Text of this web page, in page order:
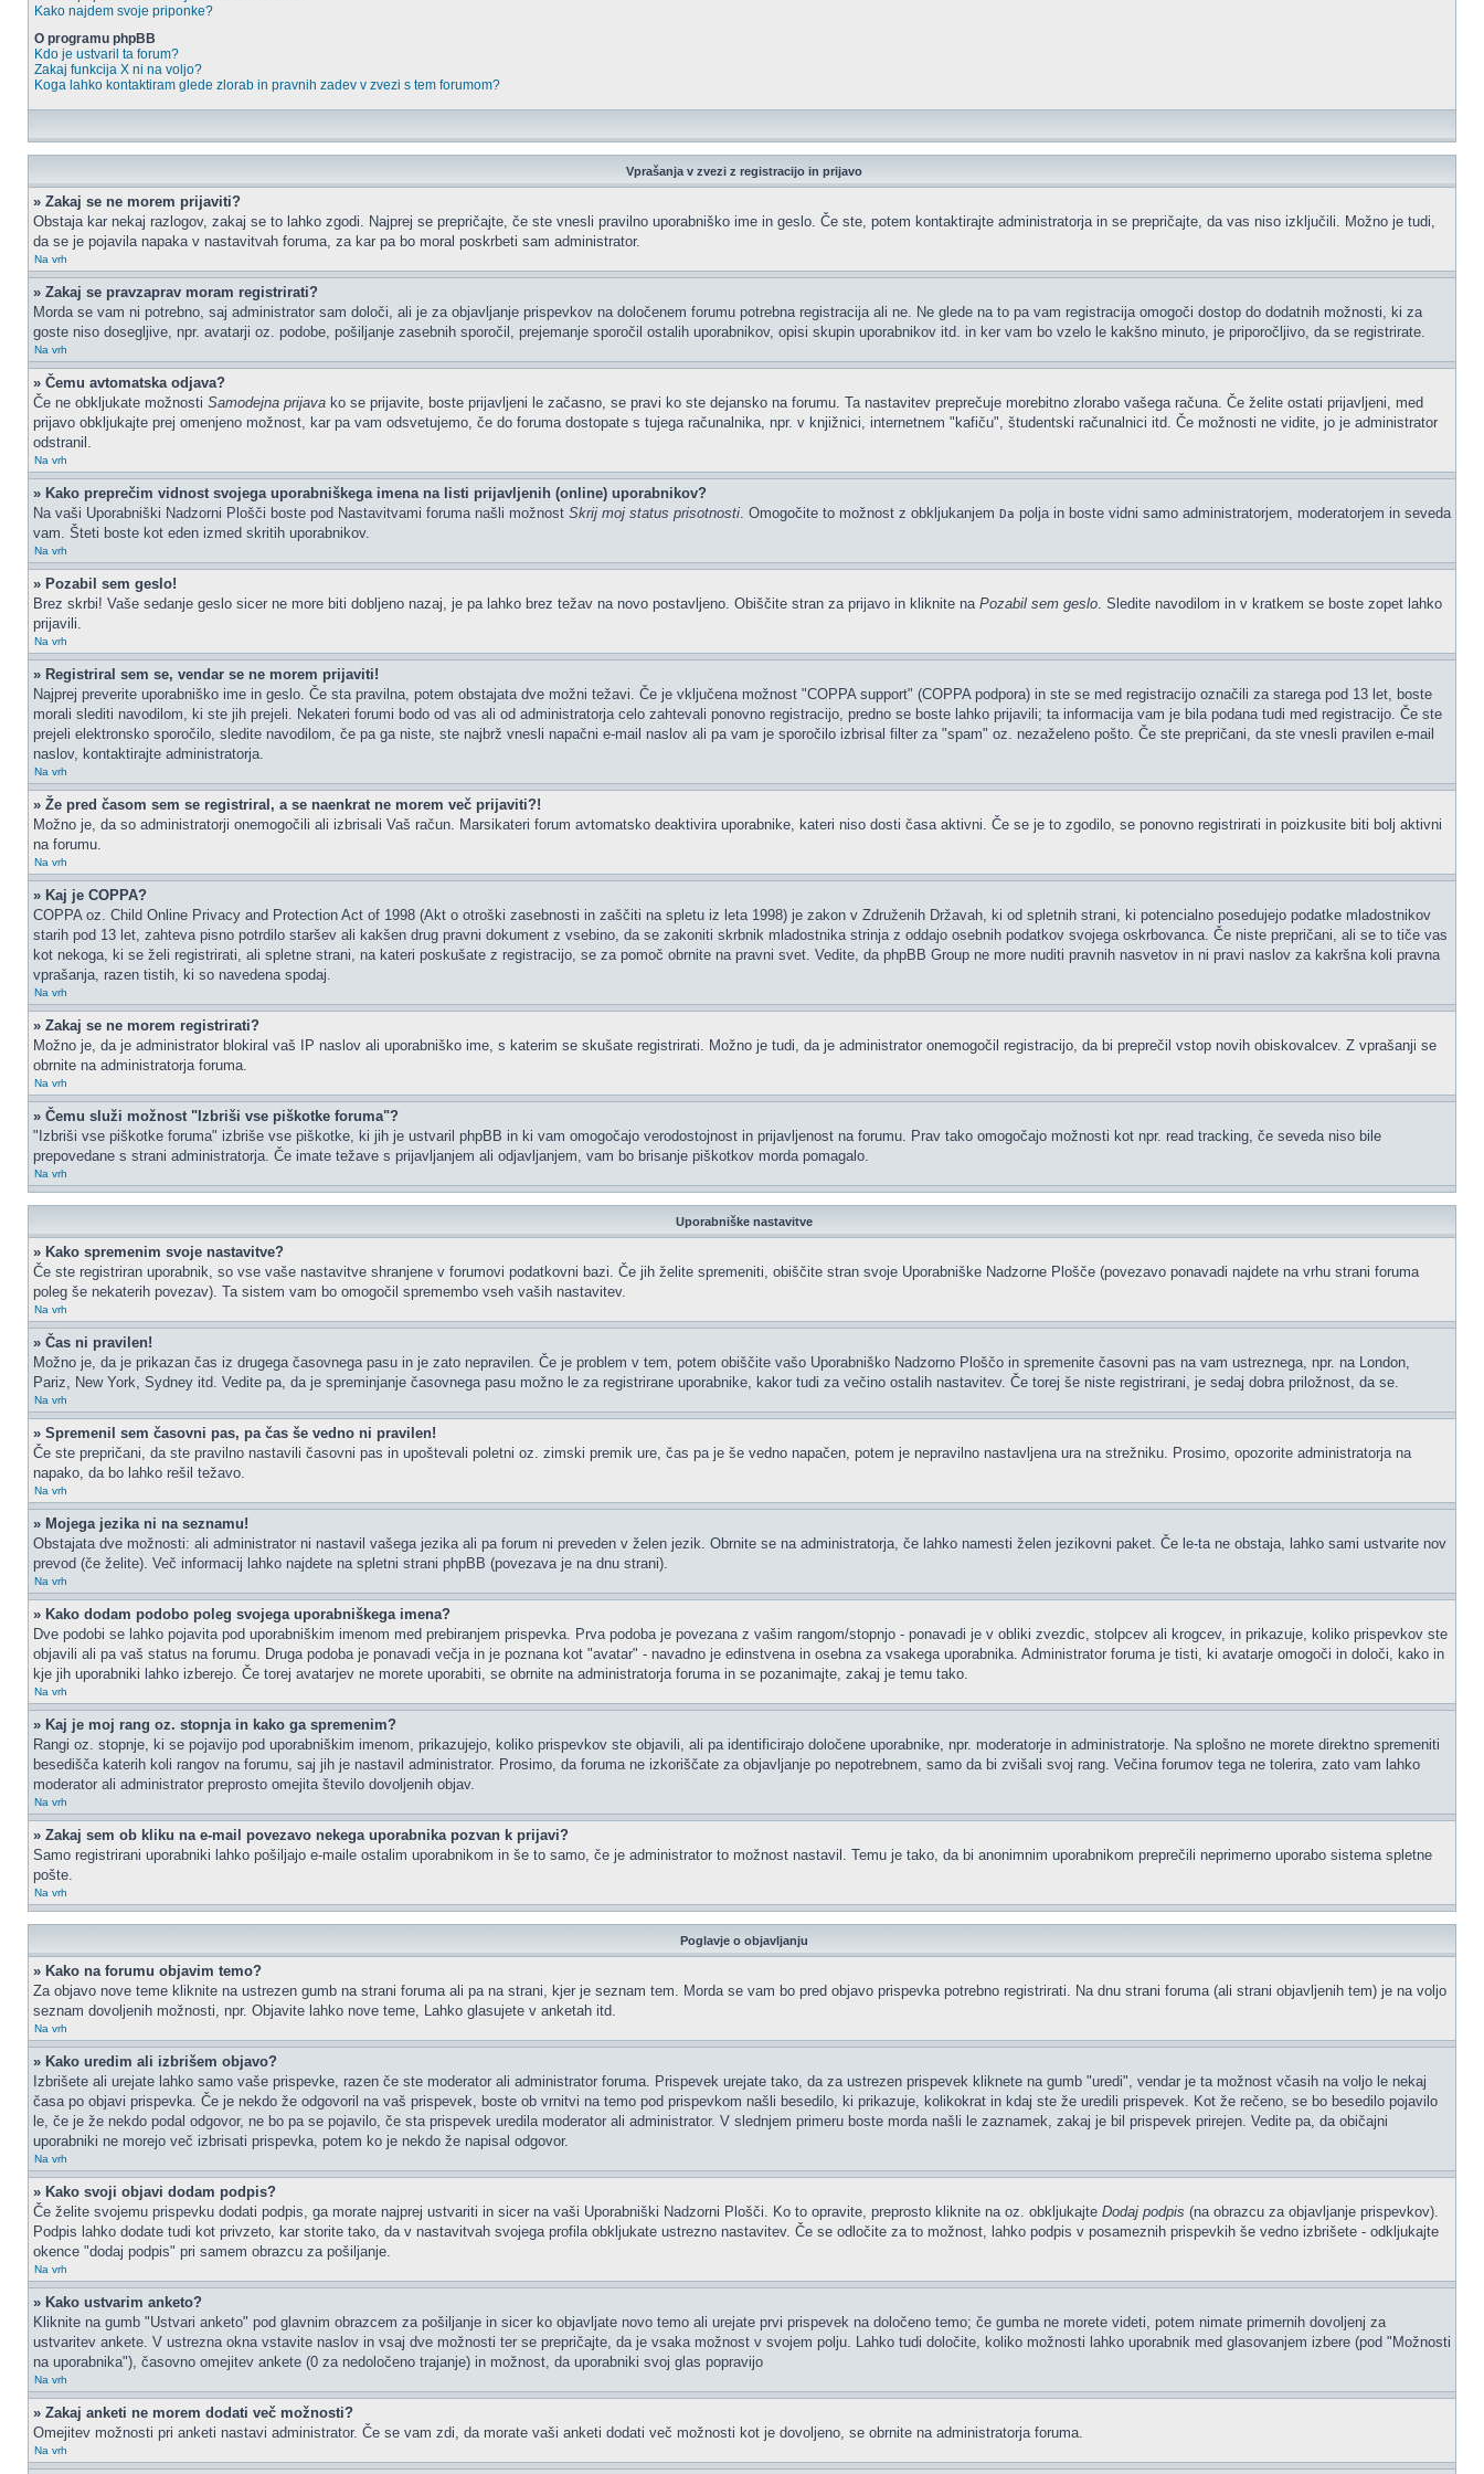
Kako najdem svoje priponke?
O programu phpBB
Kdo je ustvaril ta forum?
Zakaj funkcija X ni na voljo?
Koga lahko kontaktiram glede zlorab in pravnih zadev v zvezi s tem forumom?
Vprašanja v zvezi z registracijo in prijavo
» Zakaj se ne morem prijaviti?
Obstaja kar nekaj razlogov, zakaj se to lahko zgodi. Najprej se prepričajte, če ste vnesli pravilno uporabniško ime in geslo. Če ste, potem kontaktirajte administratorja in se prepričajte, da vas niso izključili. Možno je tudi,
da se je pojavila napaka v nastavitvah foruma, za kar pa bo moral poskrbeti sam administrator.
Na vrh
» Zakaj se pravzaprav moram registrirati?
Morda se vam ni potrebno, saj administrator sam določi, ali je za objavljanje prispevkov na določenem forumu potrebna registracija ali ne. Ne glede na to pa vam registracija omogoči dostop do dodatnih možnosti, ki za
goste niso dosegljive, npr. avatarji oz. podobe, pošiljanje zasebnih sporočil, prejemanje sporočil ostalih uporabnikov, opisi skupin uporabnikov itd. in ker vam bo vzelo le kakšno minuto, je priporočljivo, da se registrirate.
Na vrh
» Čemu avtomatska odjava?
Če ne obkljukate možnosti Samodejna prijava ko se prijavite, boste prijavljeni le začasno, se pravi ko ste dejansko na forumu. Ta nastavitev preprečuje morebitno zlorabo vašega računa. Če želite ostati prijavljeni, med
prijavo obkljukajte prej omenjeno možnost, kar pa vam odsvetujemo, če do foruma dostopate s tujega računalnika, npr. v knjižnici, internetnem "kafiču", študentski računalnici itd. Če možnosti ne vidite, jo je administrator
odstranil.
Na vrh
» Kako preprečim vidnost svojega uporabniškega imena na listi prijavljenih (online) uporabnikov?
Na vaši Uporabniški Nadzorni Plošči boste pod Nastavitvami foruma našli možnost Skrij moj status prisotnosti. Omogočite to možnost z obkljukanjem Da polja in boste vidni samo administratorjem, moderatorjem in seveda
vam. Šteti boste kot eden izmed skritih uporabnikov.
Na vrh
» Pozabil sem geslo!
Brez skrbi! Vaše sedanje geslo sicer ne more biti dobljeno nazaj, je pa lahko brez težav na novo postavljeno. Obiščite stran za prijavo in kliknite na Pozabil sem geslo. Sledite navodilom in v kratkem se boste zopet lahko
prijavili.
Na vrh
» Registriral sem se, vendar se ne morem prijaviti!
Najprej preverite uporabniško ime in geslo. Če sta pravilna, potem obstajata dve možni težavi. Če je vključena možnost "COPPA support" (COPPA podpora) in ste se med registracijo označili za starega pod 13 let, boste
morali slediti navodilom, ki ste jih prejeli. Nekateri forumi bodo od vas ali od administratorja celo zahtevali ponovno registracijo, predno se boste lahko prijavili; ta informacija vam je bila podana tudi med registracijo. Če ste
prejeli elektronsko sporočilo, sledite navodilom, če pa ga niste, ste najbrž vnesli napačni e-mail naslov ali pa vam je sporočilo izbrisal filter za "spam" oz. nezaželeno pošto. Če ste prepričani, da ste vnesli pravilen e-mail
naslov, kontaktirajte administratorja.
Na vrh
» Že pred časom sem se registriral, a se naenkrat ne morem več prijaviti?!
Možno je, da so administratorji onemogočili ali izbrisali Vaš račun. Marsikateri forum avtomatsko deaktivira uporabnike, kateri niso dosti časa aktivni. Če se je to zgodilo, se ponovno registrirati in poizkusite biti bolj aktivni
na forumu.
Na vrh
» Kaj je COPPA?
COPPA oz. Child Online Privacy and Protection Act of 1998 (Akt o otroški zasebnosti in zaščiti na spletu iz leta 1998) je zakon v Združenih Državah, ki od spletnih strani, ki potencialno posedujejo podatke mladostnikov
starih pod 13 let, zahteva pisno potrdilo staršev ali kakšen drug pravni dokument z vsebino, da se zakoniti skrbnik mladostnika strinja z oddajo osebnih podatkov svojega oskrbovanca. Če niste prepričani, ali se to tiče vas
kot nekoga, ki se želi registrirati, ali spletne strani, na kateri poskušate z registracijo, se za pomoč obrnite na pravni svet. Vedite, da phpBB Group ne more nuditi pravnih nasvetov in ni pravi naslov za kakršna koli pravna
vprašanja, razen tistih, ki so navedena spodaj.
Na vrh
» Zakaj se ne morem registrirati?
Možno je, da je administrator blokiral vaš IP naslov ali uporabniško ime, s katerim se skušate registrirati. Možno je tudi, da je administrator onemogočil registracijo, da bi preprečil vstop novih obiskovalcev. Z vprašanji se
obrnite na administratorja foruma.
Na vrh
» Čemu služi možnost "Izbriši vse piškotke foruma"?
"Izbriši vse piškotke foruma" izbriše vse piškotke, ki jih je ustvaril phpBB in ki vam omogočajo verodostojnost in prijavljenost na forumu. Prav tako omogočajo možnosti kot npr. read tracking, če seveda niso bile
prepovedane s strani administratorja. Če imate težave s prijavljanjem ali odjavljanjem, vam bo brisanje piškotkov morda pomagalo.
Na vrh
Uporabniške nastavitve
» Kako spremenim svoje nastavitve?
Če ste registriran uporabnik, so vse vaše nastavitve shranjene v forumovi podatkovni bazi. Če jih želite spremeniti, obiščite stran svoje Uporabniške Nadzorne Plošče (povezavo ponavadi najdete na vrhu strani foruma
poleg še nekaterih povezav). Ta sistem vam bo omogočil spremembo vseh vaših nastavitev.
Na vrh
» Čas ni pravilen!
Možno je, da je prikazan čas iz drugega časovnega pasu in je zato nepravilen. Če je problem v tem, potem obiščite vašo Uporabniško Nadzorno Ploščo in spremenite časovni pas na vam ustreznega, npr. na London,
Pariz, New York, Sydney itd. Vedite pa, da je spreminjanje časovnega pasu možno le za registrirane uporabnike, kakor tudi za večino ostalih nastavitev. Če torej še niste registrirani, je sedaj dobra priložnost, da se.
Na vrh
» Spremenil sem časovni pas, pa čas še vedno ni pravilen!
Če ste prepričani, da ste pravilno nastavili časovni pas in upoštevali poletni oz. zimski premik ure, čas pa je še vedno napačen, potem je nepravilno nastavljena ura na strežniku. Prosimo, opozorite administratorja na
napako, da bo lahko rešil težavo.
Na vrh
» Mojega jezika ni na seznamu!
Obstajata dve možnosti: ali administrator ni nastavil vašega jezika ali pa forum ni preveden v želen jezik. Obrnite se na administratorja, če lahko namesti želen jezikovni paket. Če le-ta ne obstaja, lahko sami ustvarite nov
prevod (če želite). Več informacij lahko najdete na spletni strani phpBB (povezava je na dnu strani).
Na vrh
» Kako dodam podobo poleg svojega uporabniškega imena?
Dve podobi se lahko pojavita pod uporabniškim imenom med prebiranjem prispevka. Prva podoba je povezana z vašim rangom/stopnjo - ponavadi je v obliki zvezdic, stolpcev ali krogcev, in prikazuje, koliko prispevkov ste
objavili ali pa vaš status na forumu. Druga podoba je ponavadi večja in je poznana kot "avatar" - navadno je edinstvena in osebna za vsakega uporabnika. Administrator foruma je tisti, ki avatarje omogoči in določi, kako in
kje jih uporabniki lahko izberejo. Če torej avatarjev ne morete uporabiti, se obrnite na administratorja foruma in se pozanimajte, zakaj je temu tako.
Na vrh
» Kaj je moj rang oz. stopnja in kako ga spremenim?
Rangi oz. stopnje, ki se pojavijo pod uporabniškim imenom, prikazujejo, koliko prispevkov ste objavili, ali pa identificirajo določene uporabnike, npr. moderatorje in administratorje. Na splošno ne morete direktno spremeniti
besedišča katerih koli rangov na forumu, saj jih je nastavil administrator. Prosimo, da foruma ne izkoriščate za objavljanje po nepotrebnem, samo da bi zvišali svoj rang. Večina forumov tega ne tolerira, zato vam lahko
moderator ali administrator preprosto omejita število dovoljenih objav.
Na vrh
» Zakaj sem ob kliku na e-mail povezavo nekega uporabnika pozvan k prijavi?
Samo registrirani uporabniki lahko pošiljajo e-maile ostalim uporabnikom in še to samo, če je administrator to možnost nastavil. Temu je tako, da bi anonimnim uporabnikom preprečili neprimerno uporabo sistema spletne
pošte.
Na vrh
Poglavje o objavljanju
» Kako na forumu objavim temo?
Za objavo nove teme kliknite na ustrezen gumb na strani foruma ali pa na strani, kjer je seznam tem. Morda se vam bo pred objavo prispevka potrebno registrirati. Na dnu strani foruma (ali strani objavljenih tem) je na voljo
seznam dovoljenih možnosti, npr. Objavite lahko nove teme, Lahko glasujete v anketah itd.
Na vrh
» Kako uredim ali izbrišem objavo?
Izbrišete ali urejate lahko samo vaše prispevke, razen če ste moderator ali administrator foruma. Prispevek urejate tako, da za ustrezen prispevek kliknete na gumb "uredi", vendar je ta možnost včasih na voljo le nekaj
časa po objavi prispevka. Če je nekdo že odgovoril na vaš prispevek, boste ob vrnitvi na temo pod prispevkom našli besedilo, ki prikazuje, kolikokrat in kdaj ste že uredili prispevek. Kot že rečeno, se bo besedilo pojavilo
le, če je že nekdo podal odgovor, ne bo pa se pojavilo, če sta prispevek uredila moderator ali administrator. V slednjem primeru boste morda našli le zaznamek, zakaj je bil prispevek prirejen. Vedite pa, da običajni
uporabniki ne morejo več izbrisati prispevka, potem ko je nekdo že napisal odgovor.
Na vrh
» Kako svoji objavi dodam podpis?
Če želite svojemu prispevku dodati podpis, ga morate najprej ustvariti in sicer na vaši Uporabniški Nadzorni Plošči. Ko to opravite, preprosto kliknite na oz. obkljukajte Dodaj podpis (na obrazcu za objavljanje prispevkov).
Podpis lahko dodate tudi kot privzeto, kar storite tako, da v nastavitvah svojega profila obkljukate ustrezno nastavitev. Če se odločite za to možnost, lahko podpis v posameznih prispevkih še vedno izbrišete - odkljukajte
okence "dodaj podpis" pri samem obrazcu za pošiljanje.
Na vrh
» Kako ustvarim anketo?
Kliknite na gumb "Ustvari anketo" pod glavnim obrazcem za pošiljanje in sicer ko objavljate novo temo ali urejate prvi prispevek na določeno temo; če gumba ne morete videti, potem nimate primernih dovoljenj za
ustvaritev ankete. V ustrezna okna vstavite naslov in vsaj dve možnosti ter se prepričajte, da je vsaka možnost v svojem polju. Lahko tudi določite, koliko možnosti lahko uporabnik med glasovanjem izbere (pod "Možnosti
na uporabnika"), časovno omejitev ankete (0 za nedoločeno trajanje) in možnost, da uporabniki svoj glas popravijo
Na vrh
» Zakaj anketi ne morem dodati več možnosti?
Omejitev možnosti pri anketi nastavi administrator. Če se vam zdi, da morate vaši anketi dodati več možnosti kot je dovoljeno, se obrnite na administratorja foruma.
Na vrh